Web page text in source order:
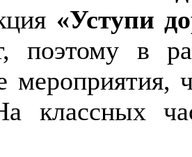
«Уступи
поэтому в
мероприятия,
классных